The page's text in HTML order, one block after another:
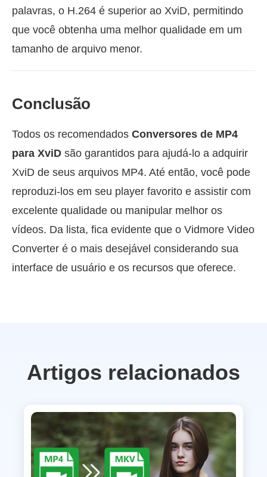
palavras, o H.264 é superior ao XviD, permitindo
que você obtenha uma melhor qualidade em um
tamanho de arquivo menor.
Conclusão
Todos os recomendados Conversores de MP4
para XviD são garantidos para ajudá-lo a adquirir
XviD de seus arquivos MP4. Até então, você pode
reproduzi-los em seu player favorito e assistir com
excelente qualidade ou manipular melhor os
vídeos. Da lista, fica evidente que o Vidmore Video
Converter é o mais desejável considerando sua
interface de usuário e os recursos que oferece.
Artigos relacionados